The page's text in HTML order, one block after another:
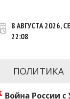
и
8 АВГУСТА 2026,
22:08
ПОЛИТИКА
Война России